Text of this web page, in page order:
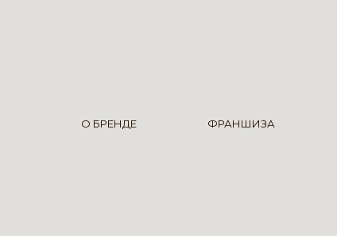
О БРЕНДЕ ФРАНШИЗА